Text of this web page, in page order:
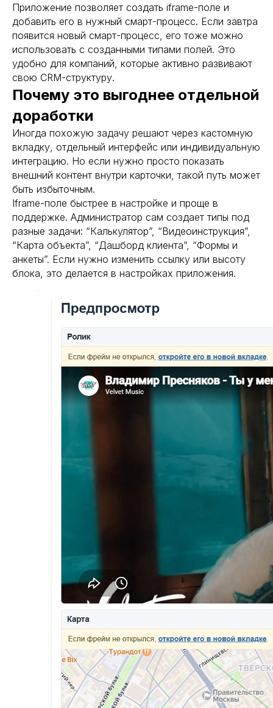
Приложение позволяет создать iframe-поле и
добавить его в нужный смарт-процесс. Если завтра
появится новый смарт-процесс, его тоже можно
использовать с созданными типами полей. Это
удобно для компаний, которые активно развивают
свою CRM-структуру.
Почему это выгоднее отдельной
доработки
Иногда похожую задачу решают через кастомную
вкладку, отдельный интерфейс или индивидуальную
интеграцию. Но если нужно просто показать
внешний контент внутри карточки, такой путь может
быть избыточным.
Iframe-поле быстрее в настройке и проще в
поддержке. Администратор сам создает типы под
разные задачи: “Калькулятор”, “Видеоинструкция”,
“Карта объекта”, “Дашборд клиента”, “Формы и
анкеты”. Если нужно изменить ссылку или высоту
блока, это делается в настройках приложения.